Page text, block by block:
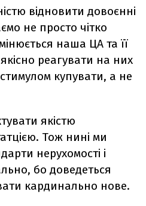
відновити довоєнні
не просто чітко
наша ЦА та її
реагувати на них
купувати, а не
якістю
Тож нині ми
нерухомості і
бо доведеться
кардинально нове.